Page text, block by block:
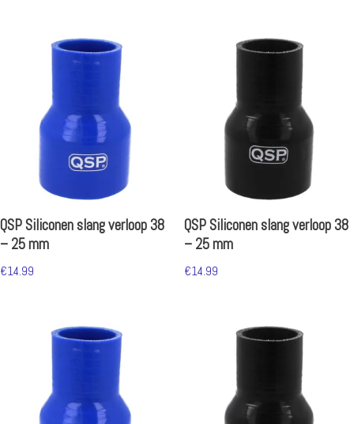
QSP Siliconen slang verloop 38
– 25 mm
€14.99
QSP Siliconen slang verloop 38
– 25 mm
€14.99